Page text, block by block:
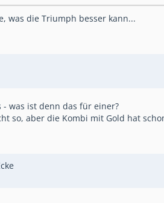
was die Triumph besser kann...
was ist denn das für einer?
so, aber die Kombi mit Gold hat